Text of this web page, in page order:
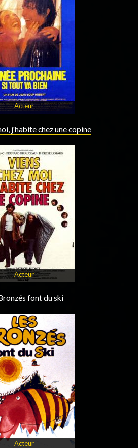
Acteur
j'habite chez une copine
Acteur
font du ski
Acteur